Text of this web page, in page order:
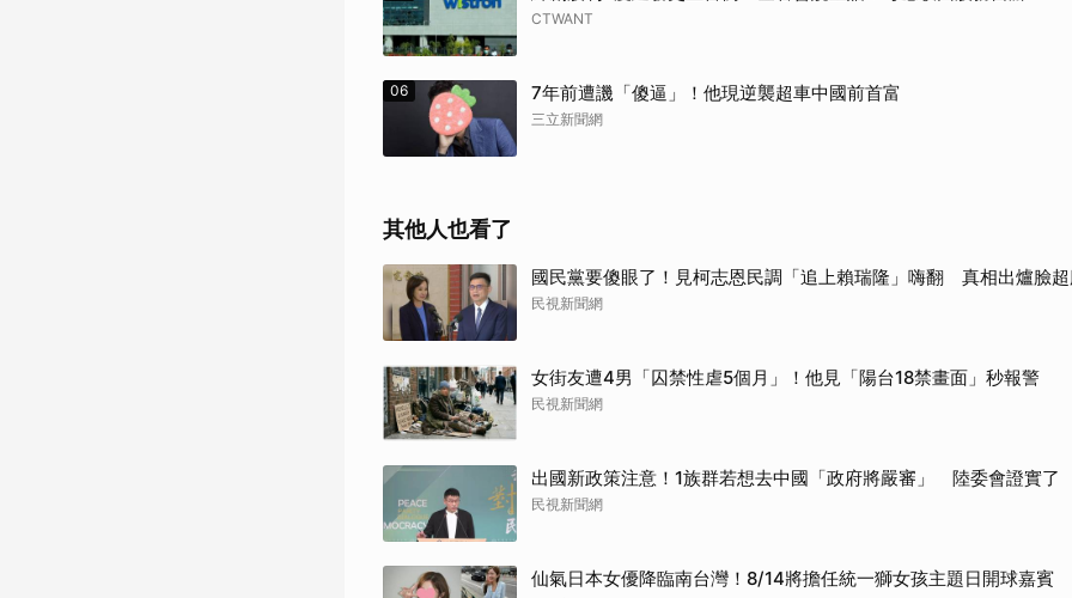
CTWANT
06 7年前遭譏「傻逼」！他現逆襲超車中國前首富
三立新聞網
其他人也看了
國民黨要傻眼了！見柯志恩民調「追上賴瑞隆」嗨翻 真相出爐臉
民視新聞網
女街友遭4男「囚禁性虐5個月」！他見「陽台18禁畫面」秒報警
民視新聞網
出國新政策注意！1族群若想去中國「政府將嚴審」 陸委會證實了
民視新聞網
仙氣日本女優降臨南台灣！8/14將擔任統一獅女孩主題日開球嘉賓